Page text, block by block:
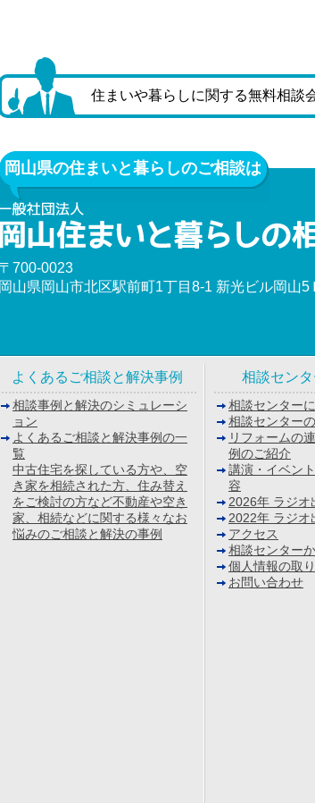
住まいや暮らしに関する無料相談
岡山県の住まいと暮らしのご相談は
〒700-0023
岡山県岡山市北区駅前町1丁目8-1 新光ビル岡山5
よくあるご相談と解決事例
相談事例と解決のシミュレーシ
ョン
よくあるご相談と解決事例の一
覧
中古住宅を探している方や、空
き家を相続された方、住み替え
をご検討の方など不動産や空き
家、相続などに関する様々なお
悩みのご相談と解決の事例
相談セン
相談センター
相談センター
リフォームの
例のご紹介
講演・イベン
容
2026年 ラジオ
2022年 ラジオ
アクセス
相談センター
個人情報の取
お問い合わせ